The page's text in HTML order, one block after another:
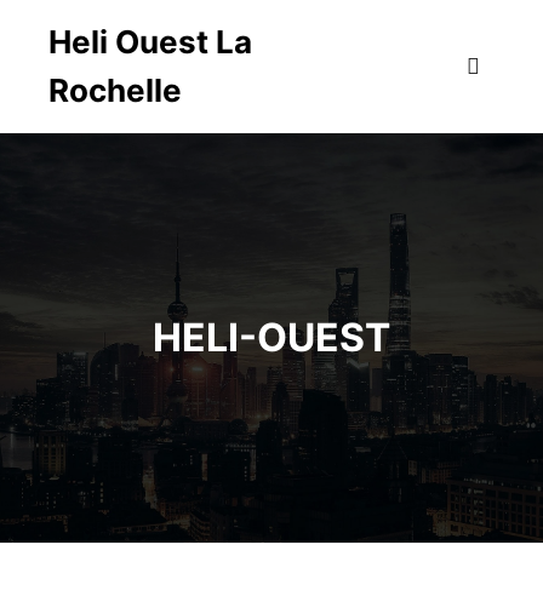
Heli Ouest La
Rochelle
HELI-OUEST